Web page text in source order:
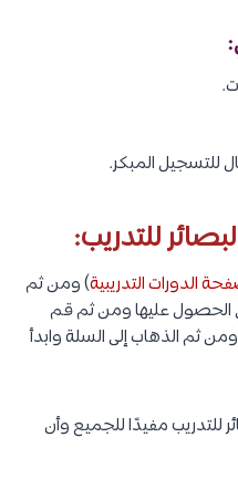
للتدريب:
الدورات التدريبية) ومن ثم
الحصول عليها ومن ثم قم
ثم الذهاب إلى السلة وابدأ
للتدريب مفيدًا للجميع وأن